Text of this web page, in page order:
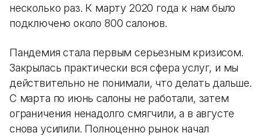
несколько раз. К марту 2020 года к нам было
подключено около 800 салонов.
Пандемия стала первым серьезным кризисом.
Закрылась практически вся сфера услуг, и мы
действительно не понимали, что делать дальше.
С марта по июнь салоны не работали, затем
ограничения ненадолго смягчили, а в августе
снова усилили. Полноценно рынок начал